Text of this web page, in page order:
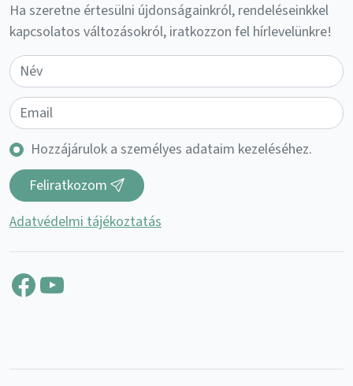
Ha szeretne értesülni újdonságainkról, rendeléseinkkel
kapcsolatos változásokról, iratkozzon fel hírlevelünkre!
Hozzájárulok a személyes adataim kezeléséhez.
Feliratkozom
Adatvédelmi tájékoztatás
Facebook
YouTube